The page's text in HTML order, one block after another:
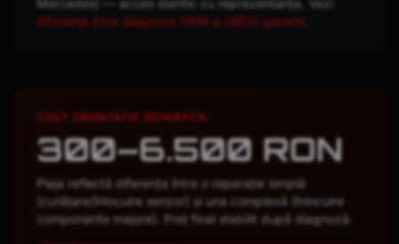
Mercedes) — acces identic cu reprezentanța. Vezi
diferența între diagnoza OEM și OBD2 generic
COST ORIENTATIV REPARAȚIE
300–6.500 RON
Plaja reflectă diferența între o reparație simplă
(curățare/înlocuire senzor) și una complexă (înlocuire
componente majore). Preț final stabilit după diagnoză.